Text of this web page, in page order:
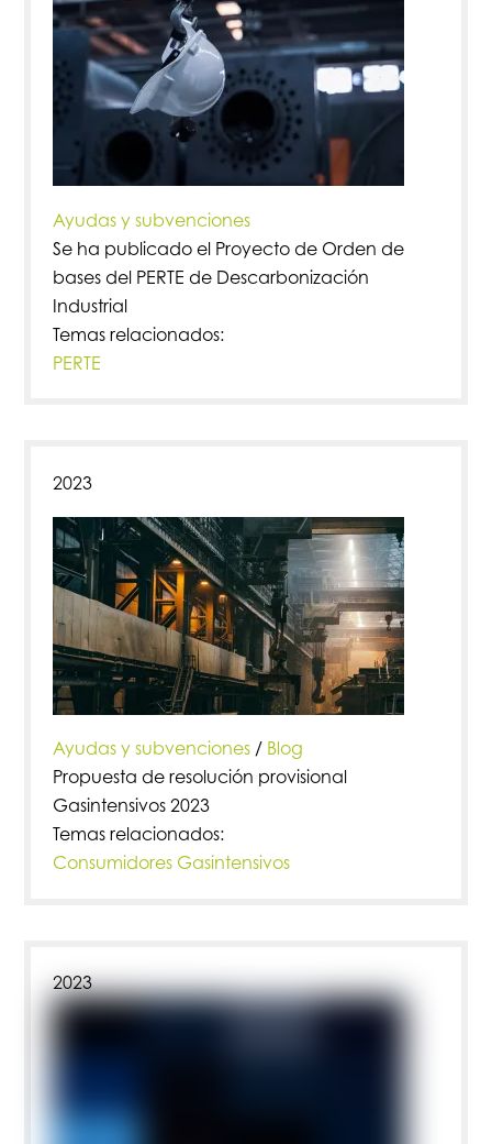
Ayudas y subvenciones
Se ha publicado el Proyecto de Orden de
bases del PERTE de Descarbonización
Industrial
Temas relacionados:
PERTE
2023
Ayudas y subvenciones/ Blog
Propuesta de resolución provisional
Gasintensivos 2023
Temas relacionados:
Consumidores Gasintensivos
2023